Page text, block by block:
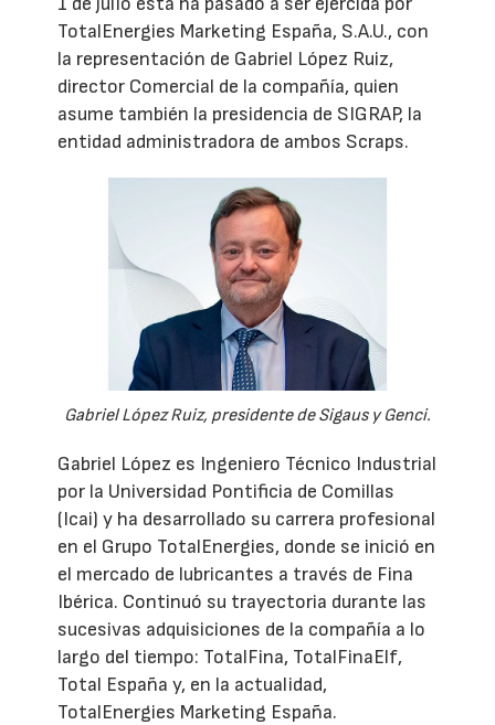
TotalEnergies Marketing España, S.A.U., con
la representación de Gabriel López Ruiz,
director Comercial de la compañía, quien
asume también la presidencia de SIGRAP, la
entidad administradora de ambos Scraps.
Gabriel López Ruiz, presidente de Sigaus y Genci.
Gabriel López es Ingeniero Técnico Industrial
por la Universidad Pontificia de Comillas
(Icai) y ha desarrollado su carrera profesional
en el Grupo TotalEnergies, donde se inició en
el mercado de lubricantes a través de Fina
Ibérica. Continuó su trayectoria durante las
sucesivas adquisiciones de la compañía a lo
largo del tiempo: TotalFina, TotalFinaElf,
Total España y, en la actualidad,
TotalEnergies Marketing España.